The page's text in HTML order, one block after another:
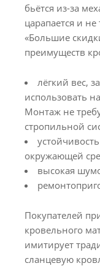
бьётся из-за
царапается и
«Большие
преимуществ
лёгкий вес,
использовать
Монтаж не
стропильной
окружающей
высокая
Покупателей
кровельного
имитирует
сланцевую